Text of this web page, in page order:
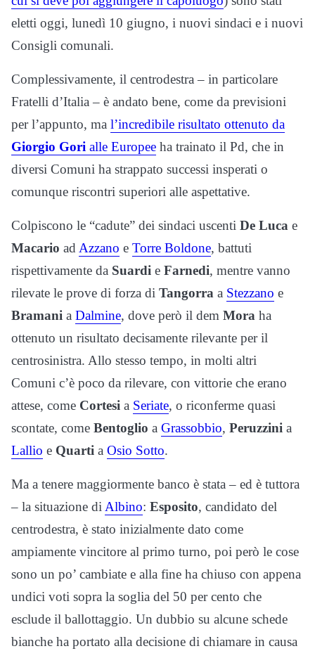
eletti oggi, lunedì 10 giugno, i nuovi sindaci e i nuovi
Consigli comunali.
Complessivamente, il centrodestra – in particolare
Fratelli d’Italia – è andato bene, come da previsioni
per l’appunto, ma l’incredibile risultato ottenuto da
Giorgio Gori alle Europee ha trainato il Pd, che in
diversi Comuni ha strappato successi insperati o
comunque riscontri superiori alle aspettative.
Colpiscono le “cadute” dei sindaci uscenti De Luca e
Macario adAzzano e Torre Boldone, battuti
rispettivamente da Suardi e Farnedi, mentre vanno
rilevate le prove di forza di Tangorra a Stezzano e
Bramani a Dalmine, dove però il dem Mora ha
ottenuto un risultato decisamente rilevante per il
centrosinistra. Allo stesso tempo, in molti altri
Comuni c’è poco da rilevare, con vittorie che erano
attese, come Cortesi a Seriate, o riconferme quasi
scontate, come Bentoglio a Grassobbio, Peruzzini a
Lallio e Quarti a Osio Sotto.
Ma a tenere maggiormente banco è stata – ed è tuttora
– la situazione diAlbino: Esposito, candidato del
centrodestra, è stato inizialmente dato come
ampiamente vincitore al primo turno, poi però le cose
sono un po’ cambiate e alla fine ha chiuso con appena
undici voti sopra la soglia del 50 per cento che
esclude il ballottaggio. Un dubbio su alcune schede
bianche ha portato alla decisione di chiamare in causa